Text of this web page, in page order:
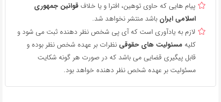
پیام هایی که حاوی توهین، افترا و یا خلاف قوانین جمهوری
اسلامی ایران باشد منتشر نخواهد شد.
لازم به یادآوری است که آی پی شخص نظر دهنده ثبت می شود و
کلیه مسئولیت های حقوقی نظرات بر عهده شخص نظر بوده و
قابل پیگیری قضایی می باشد که در صورت هر گونه شکایت
مسئولیت بر عهده شخص نظر دهنده خواهد بود.